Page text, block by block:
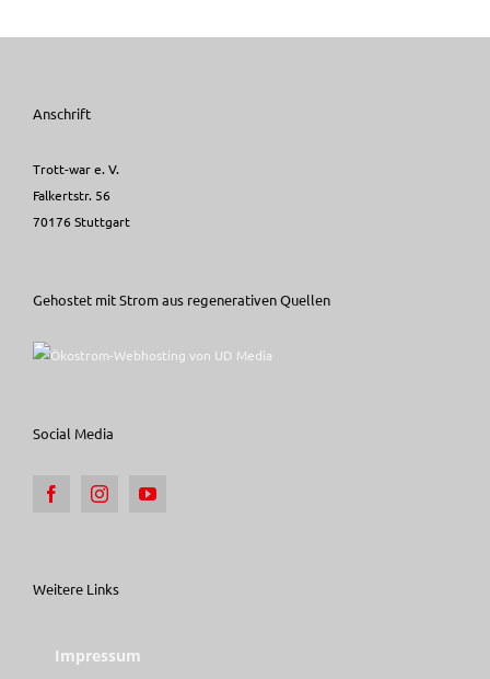
Anschrift
Trott-war e. V.
Falkertstr. 56
70176 Stuttgart
Gehostet mit Strom aus regenerativen Quellen
Social Media
Weitere Links
Impressum